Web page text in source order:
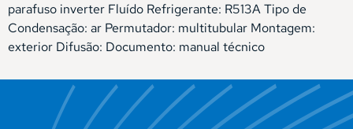
parafuso inverter Fluído Refrigerante: R513A Tipo de
Condensação: ar Permutador: multitubular Montagem:
exterior Difusão: Documento: manual técnico